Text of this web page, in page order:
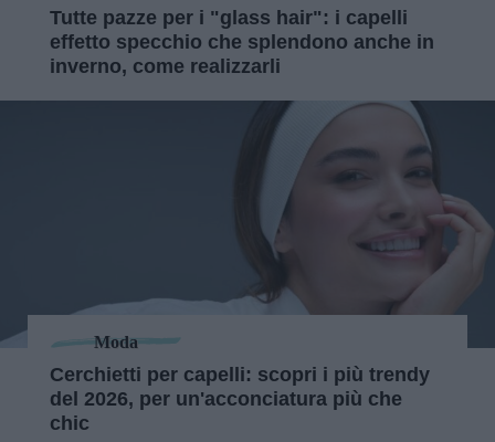
Tutte pazze per i "glass hair": i capelli
effetto specchio che splendono anche in
inverno, come realizzarli
Moda
Cerchietti per capelli: scopri i più trendy
del 2026, per un'acconciatura più che
chic